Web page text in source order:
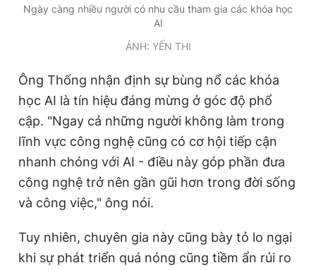
Ngày càng nhiều người có nhu cầu tham gia các khóa học
AI
ẢNH: YẾN THI
Ông Thống nhận định sự bùng nổ các khóa
học AI là tín hiệu đáng mừng ở góc độ phổ
cập. "Ngay cả những người không làm trong
lĩnh vực công nghệ cũng có cơ hội tiếp cận
nhanh chóng với AI - điều này góp phần đưa
công nghệ trở nên gần gũi hơn trong đời sống
và công việc," ông nói.
Tuy nhiên, chuyên gia này cũng bày tỏ lo ngại
khi sự phát triển quá nóng cũng tiềm ẩn rủi ro